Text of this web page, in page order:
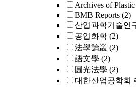
Archives of
BMB Reports (2)
산업과학기술연
공업화학 (2)
法學論叢 (2)
語文學 (2)
圓光法學 (2)
대한산업공학회